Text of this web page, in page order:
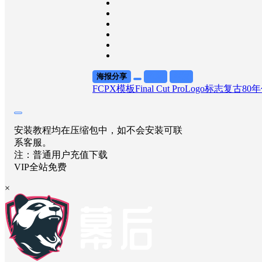
海报分享
FCPX模板Final Cut ProLogo标志复古80
安装教程均在压缩包中，如不会安装可联
系客服。
注：普通用户充值下载
VIP全站免费
×